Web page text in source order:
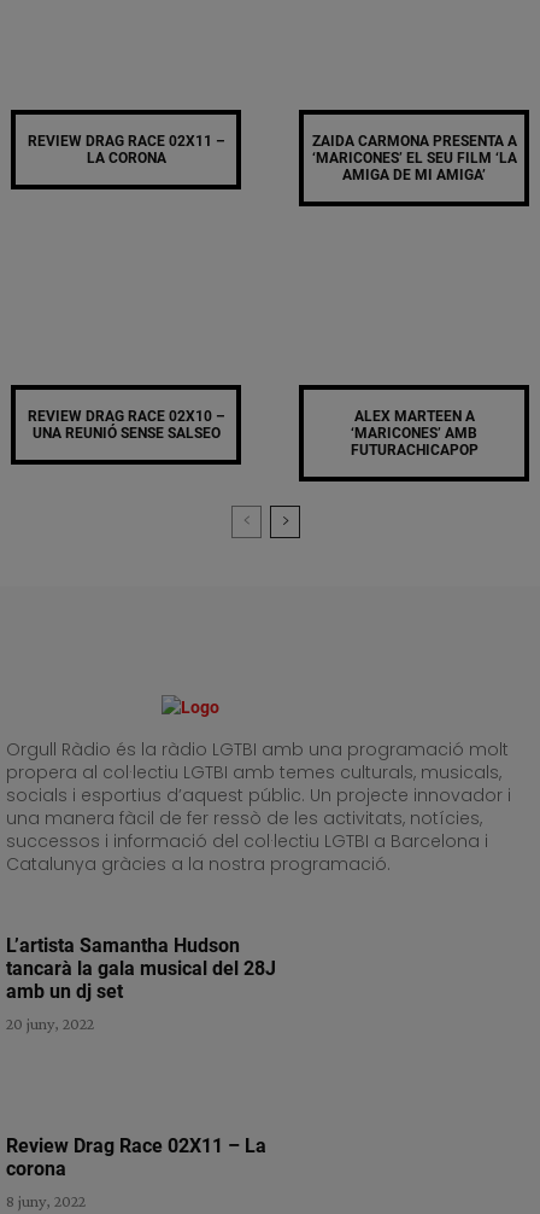
REVIEW DRAG RACE 02X11 –
LA CORONA
ZAIDA CARMONA PRESENTA A
‘MARICONES’ EL SEU FILM ‘LA
AMIGA DE MI AMIGA’
REVIEW DRAG RACE 02X10 –
UNA REUNIÓ SENSE SALSEO
ALEX MARTEEN A
‘MARICONES’ AMB
FUTURACHICAPOP
Orgull Ràdio és la ràdio LGTBI amb una programació molt
propera al col·lectiu LGTBI amb temes culturals, musicals,
socials i esportius d’aquest públic. Un projecte innovador i
una manera fàcil de fer ressò de les activitats, notícies,
successos i informació del col·lectiu LGTBI a Barcelona i
Catalunya gràcies a la nostra programació.
L’artista Samantha Hudson
tancarà la gala musical del 28J
amb un dj set
20 juny, 2022
Review Drag Race 02X11 – La
corona
8 juny, 2022